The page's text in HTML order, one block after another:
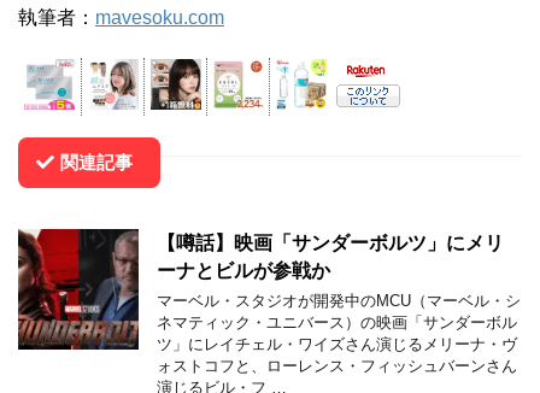
執筆者： mavesoku.com
関連記事
【噂話】映画「サンダーボルツ」にメリ
ーナとビルが参戦か
マーベル・スタジオが開発中のMCU（マーベル・シ
ネマティック・ユニバース）の映画「サンダーボル
ツ」にレイチェル・ワイズさん演じるメリーナ・ヴ
ォストコフと、ローレンス・フィッシュバーンさん
演じるビル・フ …